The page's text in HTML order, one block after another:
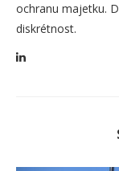
ochranu majetku.
diskrétnost.